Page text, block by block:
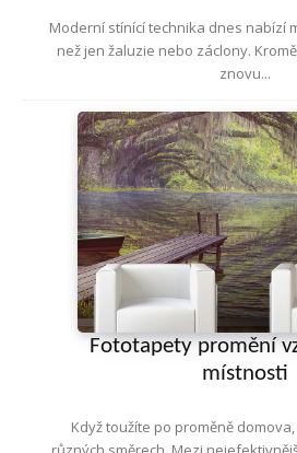
Moderní stínící technika dnes nabízí
než jen žaluzie nebo záclony.
znovu...
Fototapety promění
místnosti
Když toužíte po proměně